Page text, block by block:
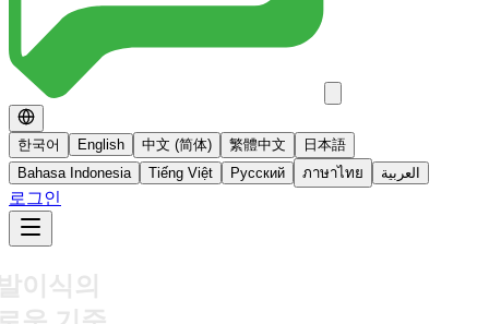
한국어 English 中文 (简体) 繁體中文
日本語
Bahasa Indonesia
Tiếng Việt Русский ภาษาไทย العربية
로그인
No 스테로이드